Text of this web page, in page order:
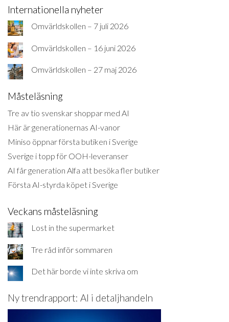
Internationella nyheter
Omvärldskollen – 7 juli 2026
Omvärldskollen – 16 juni 2026
Omvärldskollen – 27 maj 2026
Måsteläsning
Tre av tio svenskar shoppar med AI
Här är generationernas AI-vanor
Miniso öppnar första butiken i Sverige
Sverige i topp för OOH-leveranser
AI får generation Alfa att besöka fler butiker
Första AI-styrda köpet i Sverige
Veckans måsteläsning
Lost in the supermarket
Tre råd inför sommaren
Det här borde vi inte skriva om
Ny trendrapport: AI i detaljhandeln